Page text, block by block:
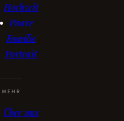
Hochzeit
Paare
Familie
Portrait
MEHR
Über uns